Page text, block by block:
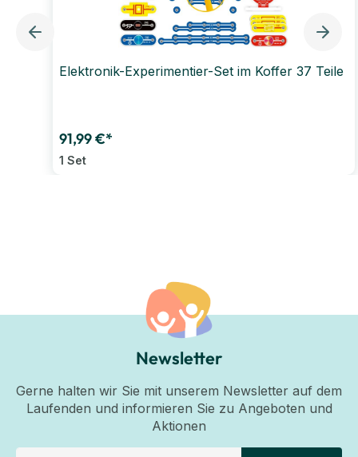
Elektronik-Experimentier-Set im Koffer 37 Teile
91,99 €*
1 Set
Newsletter
Gerne halten wir Sie mit unserem Newsletter auf dem
Laufenden und informieren Sie zu Angeboten und
Aktionen